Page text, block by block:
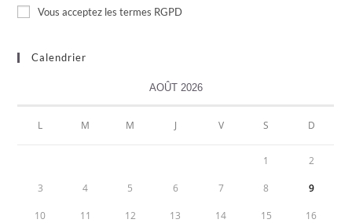
Vous acceptez les termes RGPD
Calendrier
AOÛT 2026
L M M J V S D
1 2
3 4 5 6 7 8 9
10 11 12 13 14 15 16